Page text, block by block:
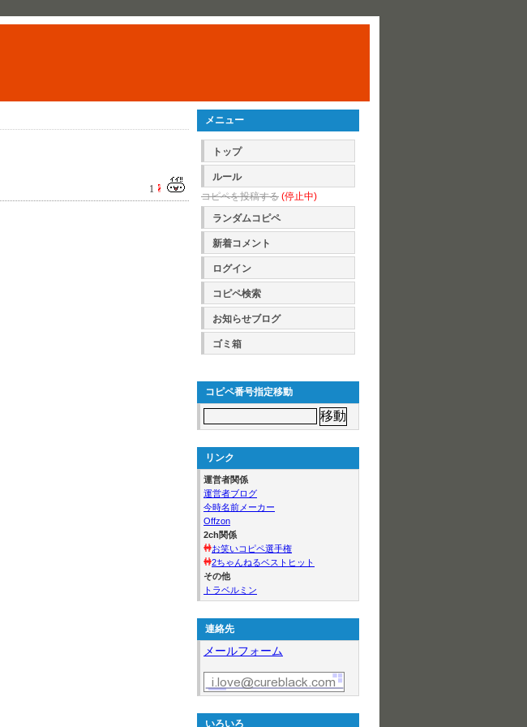
1
メニュー
トップ
ルール
コピペを投稿する (停止中)
ランダムコピペ
新着コメント
ログイン
コピペ検索
お知らせブログ
ゴミ箱
コピペ番号指定移動
リンク
運営者関係
運営者ブログ
今時名前メーカー
Offzon
2ch関係
お笑いコピペ選手権
2ちゃんねるベストヒット
その他
トラベルミン
連絡先
メールフォーム
いろいろ